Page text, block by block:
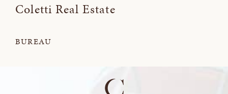
Coletti Real Estate
BUREAU